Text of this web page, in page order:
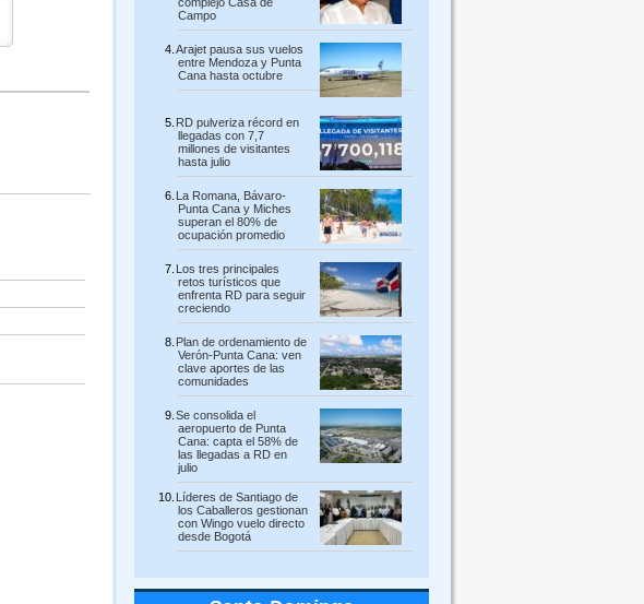
Campo
Arajet pausa sus vuelos
entre Mendoza y Punta
Cana hasta octubre
RD pulveriza récord en
llegadas con 7,7
millones de visitantes
hasta julio
La Romana, Bávaro-
Punta Cana y Miches
superan el 80% de
ocupación promedio
Los tres principales
retos turísticos que
enfrenta RD para seguir
creciendo
Plan de ordenamiento de
Verón-Punta Cana: ven
clave aportes de las
comunidades
Se consolida el
aeropuerto de Punta
Cana: capta el 58% de
las llegadas a RD en
julio
Líderes de Santiago de
los Caballeros gestionan
con Wingo vuelo directo
desde Bogotá